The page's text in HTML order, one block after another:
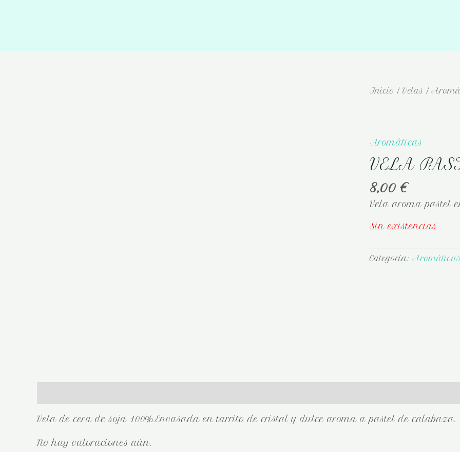
Inicio / Velas /
Aromáticas
VELA
8,00 €
Vela aroma pastel
Sin existencias
Categoría:
Vela de cera de soja 100%.Envasada en tarrito de cristal y dulce aroma a pastel de calabaza.
No hay valoraciones aún.